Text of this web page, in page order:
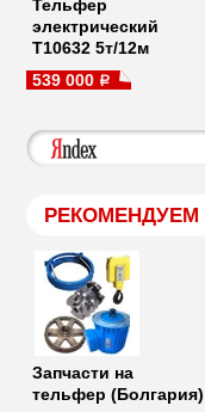
Тельфер
электрический
Т10632 5т/12м
539 000 a
РЕКОМЕНДУЕМ
Запчасти на
тельфер (Болгария)